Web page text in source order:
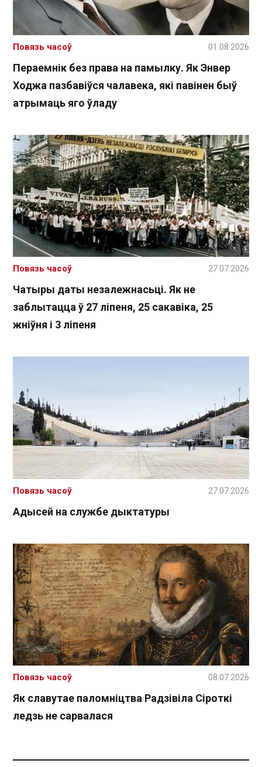
Пераемнік без права на памылку. Як Энвер
Ходжа пазбавіўся чалавека, які павінен быў
атрымаць яго ўладу
Повязь часоў 01.08.2026
Чатыры даты незалежнасьці. Як не
заблытацца ў 27 ліпеня, 25 сакавіка, 25
жніўня і 3 ліпеня
Повязь часоў 27.07.2026
Адысей на службе дыктатуры
Повязь часоў 27.07.2026
Як славутае паломніцтва Радзівіла Сіроткі
ледзь не сарвалася
Повязь часоў 08.07.2026